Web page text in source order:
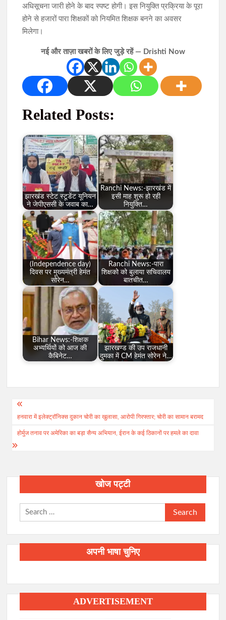
अधिसूचना जारी होने के बाद स्पष्ट होगी। इस नियुक्ति प्रक्रिया के पूरा
होने से हजारों पारा शिक्षकों को नियमित शिक्षक बनने का अवसर
मिलेगा।
नई और ताज़ा खबरों के लिए जुड़े रहें — Drishti Now
Related Posts:
झारखंड स्टेट स्टूडेंट यूनियन
ने जेपीएससी के जवाब का…
Ranchi News:-झारखंड में
इसी माह शुरू हो रही
नियुक्ति…
(Independence day)
दिवस पर मुख्यमंत्री हेमंत
सोरेन…
Ranchi News:-पारा
शिक्षको को बुलाया सचिवालय
बातचीत…
Bihar News:-शिक्षक
अभ्यर्थियों को आज की
कैबिनेट…
झारखण्ड की उप राजधानी
दुमका में CM हेमंत सोरेन ने…
Post
navigation
हनवारा में इलेक्ट्रॉनिक्स दुकान चोरी का खुलासा, आरोपी गिरफ्तार; चोरी का सामान बरामद
होर्मुज तनाव पर अमेरिका का बड़ा सैन्य अभियान, ईरान के कई ठिकानों पर हमले का दावा
खोज पट्टी
Search
for:
अपनी भाषा चुनिए
ADVERTISEMENT